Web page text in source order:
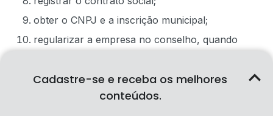
obter o CNPJ e a inscrição municipal;
regularizar a empresa no conselho, quando
habilitar a emissão de notas fiscais;
solicitar o Simples Nacional, quando vantajoso;
Cadastre-se e receba os melhores
conteúdos.